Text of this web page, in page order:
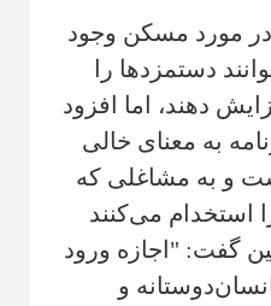
مورد مسکن وجود
دستمزدها را
دهند، اما افزود
به معنای خالی
و به مشاغلی که
استخدام می‌کنند
گفت: "اجازه ورود
و